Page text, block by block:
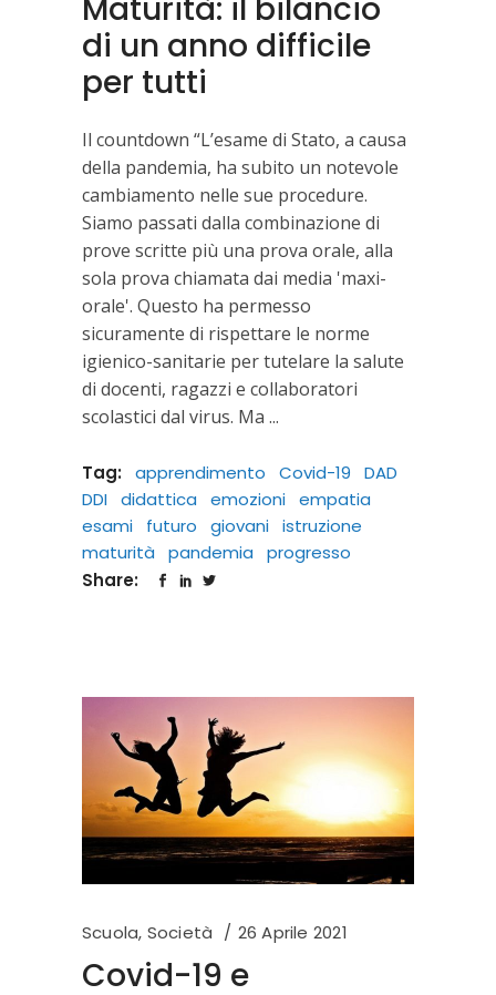
Maturità: il bilancio
di un anno difficile
per tutti
Il countdown “L’esame di Stato, a causa
della pandemia, ha subito un notevole
cambiamento nelle sue procedure.
Siamo passati dalla combinazione di
prove scritte più una prova orale, alla
sola prova chiamata dai media 'maxi-
orale'. Questo ha permesso
sicuramente di rispettare le norme
igienico-sanitarie per tutelare la salute
di docenti, ragazzi e collaboratori
scolastici dal virus. Ma
Tag: apprendimento Covid-19
DAD
DDI didattica emozioni empatia
esami
futuro giovani istruzione
maturità
pandemia
progresso
Share:
Scuola, Società 26 Aprile 2021
Covid-19 e